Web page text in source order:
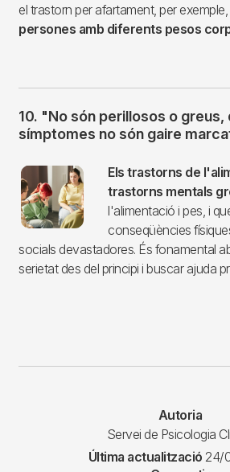
el trastorn per afartament, per exemple,
persones amb diferents pesos
10. "No són perillosos o greus,
símptomes no són gaire
Imagen
Els trastorns de
trastorns mentals
l'alimentació i pes, i
conseqüències
socials devastadores. És fonamental
serietat des del principi i buscar ajuda
Autoria
Servei de Psicologia
Última actualització 24/